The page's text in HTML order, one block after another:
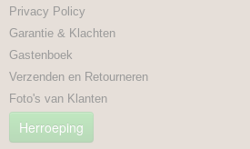
Privacy Policy
Garantie & Klachten
Gastenboek
Verzenden en Retourneren
Foto's van Klanten
Herroeping